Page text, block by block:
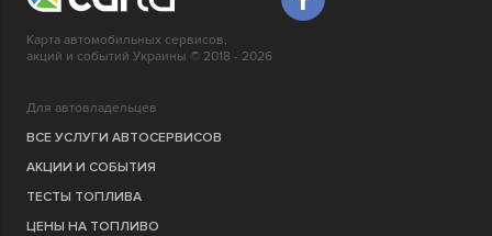
Карта автомобильных сервисов,
акций и событий Украины © 2018 - 2026
Для автовладельцев
ВСЕ УСЛУГИ АВТОСЕРВИСОВ
АКЦИИ И СОБЫТИЯ
ТЕСТЫ ТОПЛИВА
ЦЕНЫ НА ТОПЛИВО